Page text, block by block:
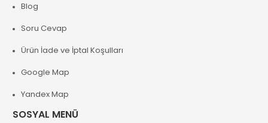
Blog
Soru Cevap
Ürün İade ve İptal Koşulları
Google Map
Yandex Map
SOSYAL MENÜ